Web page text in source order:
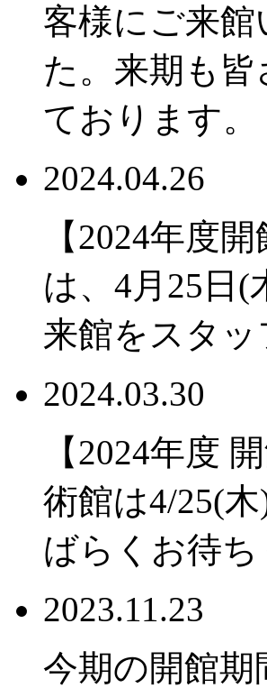
客様にご来
た。来期も
ております。
2024.04.26
【2024年度
は、4月25日
来館をスタ
2024.03.30
【2024年度
術館は4/25(
ばらくお待
2023.11.23
今期の開館